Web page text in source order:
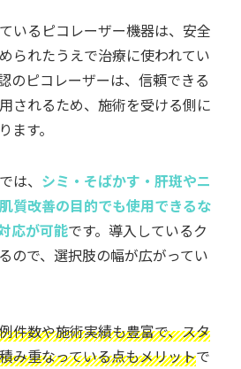
いるピコレーザー機器は、安全
られたうえで治療に使われてい
のピコレーザーは、信頼できる
されるため、施術を受ける側に
ます。
は、 シミ・そばかす・肝斑やニ
質改善の目的でも使用できるな
応が可能です。導入しているク
ので、選択肢の幅が広がってい
件数や施術実績も豊富で、スタ
み重なっている点もメリットで